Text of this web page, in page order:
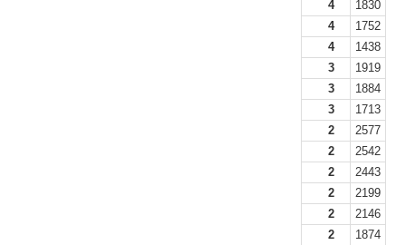
4
1830
4
1752
4
1438
3
1919
3
1884
3
1713
2
2577
2
2542
2
2443
2
2199
2
2146
2
1874